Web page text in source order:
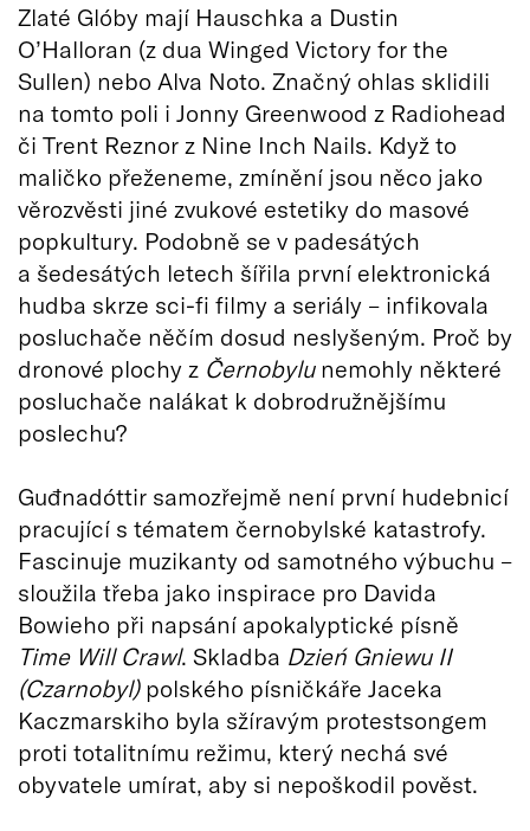
Zlaté Glóby mají Hauschka a Dustin
O’Halloran (z dua Winged Victory for the
Sullen) nebo Alva Noto. Značný ohlas sklidili
na tomto poli i Jonny Greenwood z Radiohead
či Trent Reznor z Nine Inch Nails. Když to
maličko přeženeme, zmínění jsou něco jako
věrozvěsti jiné zvukové estetiky do masové
popkultury. Podobně se v padesátých
a šedesátých letech šířila první elektronická
hudba skrze sci-fi filmy a seriály – infikovala
posluchače něčím dosud neslyšeným. Proč by
dronové plochy z Černobylunemohly některé
posluchače nalákat k dobrodružnějšímu
poslechu?
Guđnadóttir samozřejmě není první hudebnicí
pracující s tématem černobylské katastrofy.
Fascinuje muzikanty od samotného výbuchu –
sloužila třeba jako inspirace pro Davida
Bowieho při napsání apokalyptické písně
Time Will Crawl. Skladba Dzień Gniewu II
(Czarnobyl)polského písničkáře Jaceka
Kaczmarskiho byla sžíravým protestsongem
proti totalitnímu režimu, který nechá své
obyvatele umírat, aby si nepoškodil pověst.